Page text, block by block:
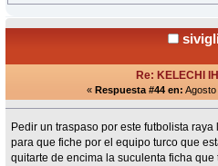
Re: KELECHI
« Respuesta #44 en: Agosto
Pedir un traspaso por este futbolista
para que fiche por el equipo turco que
quitarte de encima la suculenta ficha